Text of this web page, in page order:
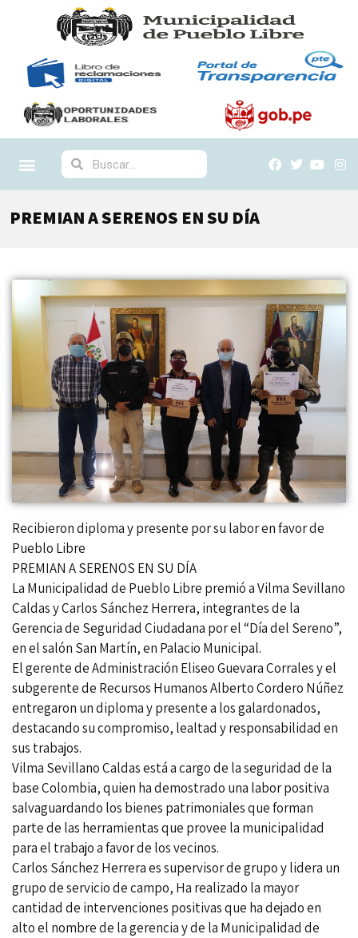
PREMIAN A SERENOS EN SU DÍA
Recibieron diploma y presente por su labor en favor de
Pueblo Libre
PREMIAN A SERENOS EN SU DÍA
La Municipalidad de Pueblo Libre premió a Vilma Sevillano
Caldas y Carlos Sánchez Herrera, integrantes de la
Gerencia de Seguridad Ciudadana por el “Día del Sereno”,
en el salón San Martín, en Palacio Municipal.
El gerente de Administración Eliseo Guevara Corrales y el
subgerente de Recursos Humanos Alberto Cordero Núñez
entregaron un diploma y presente a los galardonados,
destacando su compromiso, lealtad y responsabilidad en
sus trabajos.
Vilma Sevillano Caldas está a cargo de la seguridad de la
base Colombia, quien ha demostrado una labor positiva
salvaguardando los bienes patrimoniales que forman
parte de las herramientas que provee la municipalidad
para el trabajo a favor de los vecinos.
Carlos Sánchez Herrera es supervisor de grupo y lidera un
grupo de servicio de campo, Ha realizado la mayor
cantidad de intervenciones positivas que ha dejado en
alto el nombre de la gerencia y de la Municipalidad de